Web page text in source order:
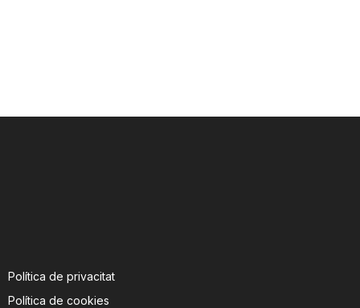
Política de privacitat
Política de cookies